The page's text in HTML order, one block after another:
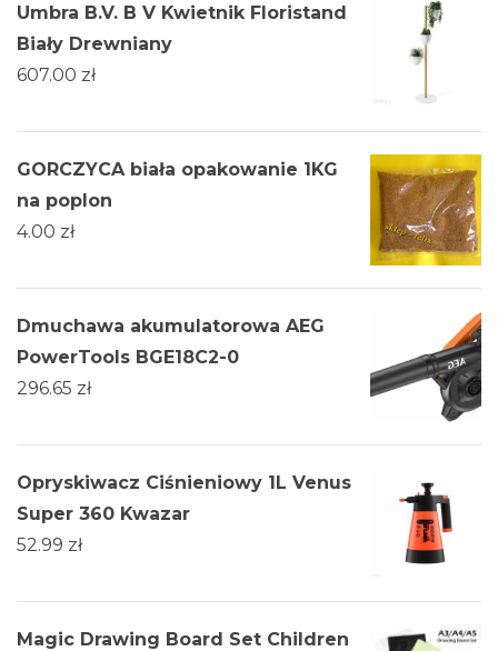
Umbra B.V. B V Kwietnik Floristand
Biały Drewniany
607.00 zł
GORCZYCA biała opakowanie 1KG
na poplon
4.00 zł
Dmuchawa akumulatorowa AEG
PowerTools BGE18C2-0
296.65 zł
Opryskiwacz Ciśnieniowy 1L Venus
Super 360 Kwazar
52.99 zł
Magic Drawing Board Set Children